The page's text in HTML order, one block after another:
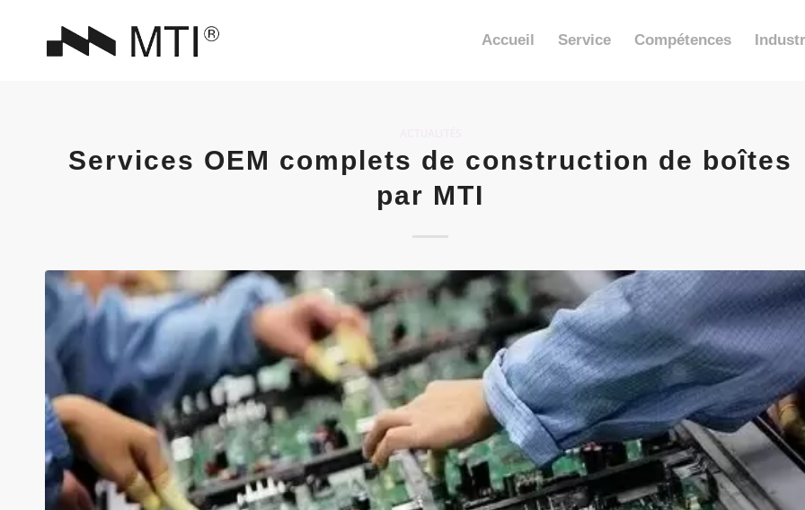
Accueil Service Compétences
Services OEM complets de construction de boîtes
par MTI